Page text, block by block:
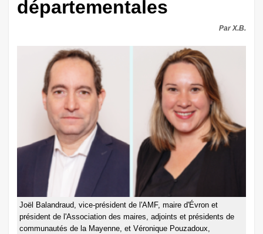
départementales
Par X.B.
Joël Balandraud, vice-président de l'AMF, maire d'Évron et
président de l'Association des maires, adjoints et présidents de
communautés de la Mayenne, et Véronique Pouzadoux,